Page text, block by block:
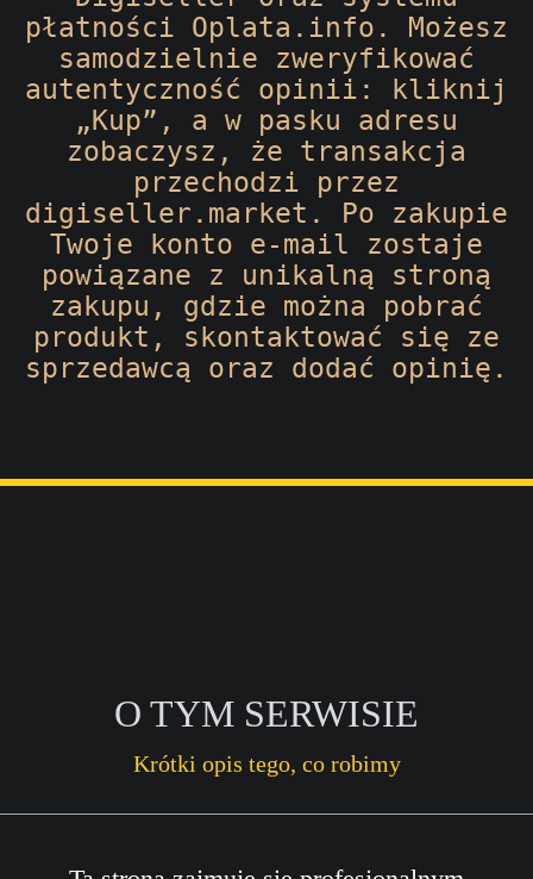
płatności Oplata.info. Możesz
samodzielnie zweryfikować
autentyczność opinii: kliknij
„Kup”, a w pasku adresu
zobaczysz, że transakcja
przechodzi przez
digiseller.market. Po zakupie
Twoje konto e-mail zostaje
powiązane z unikalną stroną
zakupu, gdzie można pobrać
produkt, skontaktować się ze
sprzedawcą oraz dodać opinię.
O TYM SERWISIE
Krótki opis tego, co robimy